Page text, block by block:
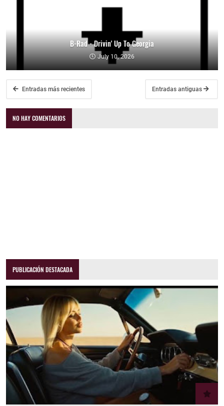
B-Rad - Drivin' Up To Georgia
July 10, 2026
Entradas más recientes Entradas antiguas
NO HAY COMENTARIOS
PUBLICACIÓN DESTACADA